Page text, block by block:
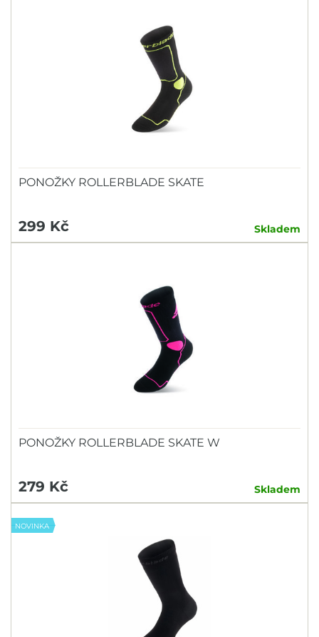
PONOŽKY ROLLERBLADE SKATE
299 Kč Skladem
PONOŽKY ROLLERBLADE SKATE W
279 Kč Skladem
NOVINKA